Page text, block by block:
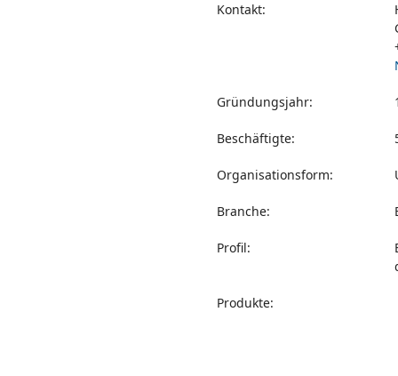
Kontakt:
Gründungsjahr:
Beschäftigte:
Organisationsform:
Branche:
Profil:
Produkte: